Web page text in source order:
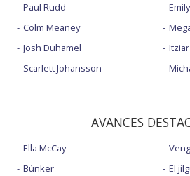
Paul Rudd
Colm Meaney
Josh Duhamel
Scarlett Johansson
AVANCES
Ella McCay
Búnker
El